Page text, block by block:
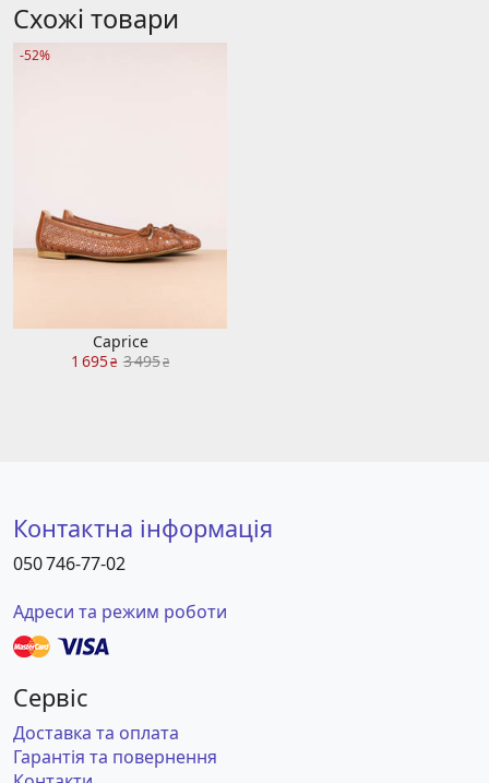
Схожі товари
-52%
Caprice
1 695₴ 3 495₴
Контактна інформація
050 746-77-02
Адреси та режим роботи
Сервіс
Доставка та оплата
Гарантія та повернення